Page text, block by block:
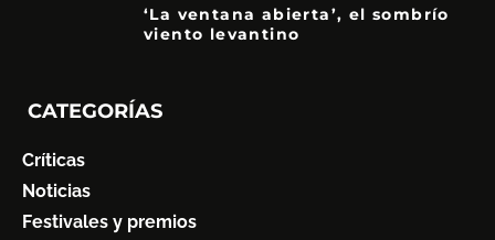
‘La ventana abierta’, el sombrío
viento levantino
CATEGORÍAS
Críticas
Noticias
Festivales y premios